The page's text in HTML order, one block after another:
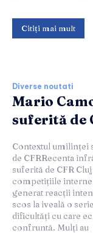
Citiți mai mult
Diverse noutati
Mario
suferită de
Contextul umilinței
de CFRRecenta
suferită de CFR
competițiile interne
generat reacții
scos la iveală o
dificultăți cu care
confruntă. Mulți au
declanșat această
fost marcat de
greșeli
colective, punând
evidență lipsa de
și de pregătire a
În plus, adversarul
să valorifice punctele slabe